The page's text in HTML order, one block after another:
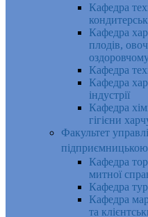
Кафедра
Кафедра
плодів,
Кафедра
Кафедра
індустрії
Кафедра
гігієни
Факультет
Кафедра
митної
Кафедра
Кафедра
та